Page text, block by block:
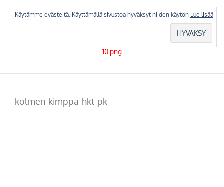
kolmen-kimppa-hkt-pk
Käytämme evästeitä. Käyttämällä sivustoa hyväksyt niiden käytön Lue lisää